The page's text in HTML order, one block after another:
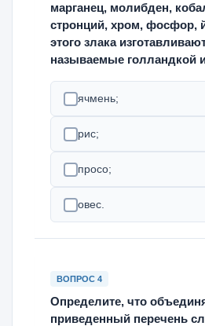
марганец, молибден,
стронций, хром, фосфор,
этого злака
называемые голландкой
ячмень;
рис;
просо;
овес.
ВОПРОС 4
Определите, что
приведенный перечень